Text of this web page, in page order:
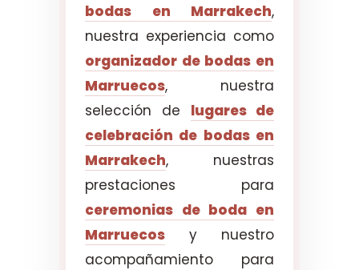
bodas en Marrakech,
nuestra experiencia como
organizador de bodas en
Marruecos, nuestra
selección de lugares de
celebración de bodas en
Marrakech, nuestras
prestaciones para
ceremonias de boda en
Marruecos y nuestro
acompañamiento para